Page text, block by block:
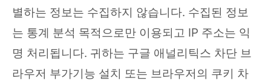
별하는 정보는 수집하지 않습니다. 수집된 정보
는 통계 분석 목적으로만 이용되고 IP 주소는 익
명 처리됩니다. 귀하는 구글 애널리틱스 차단 브
라우저 부가기능 설치 또는 브라우저의 쿠키 차